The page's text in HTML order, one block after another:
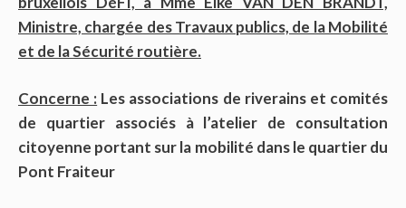
Ministre, chargée des Travaux publics, de la Mobilité
et de la Sécurité routière.
Concerne : Les associations de riverains et comités
de quartier associés à l’atelier de consultation
citoyenne portant sur la mobilité dans le quartier du
Pont Fraiteur